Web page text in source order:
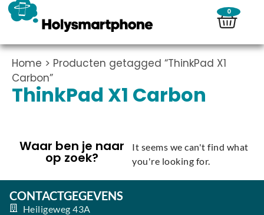
0
Home > Producten getagged “ThinkPad X1
Carbon”
ThinkPad X1 Carbon
Waar ben je naar
op zoek?
It seems we can't find what
you're looking for.
CONTACTGEGEVENS
Heiligeweg 43A